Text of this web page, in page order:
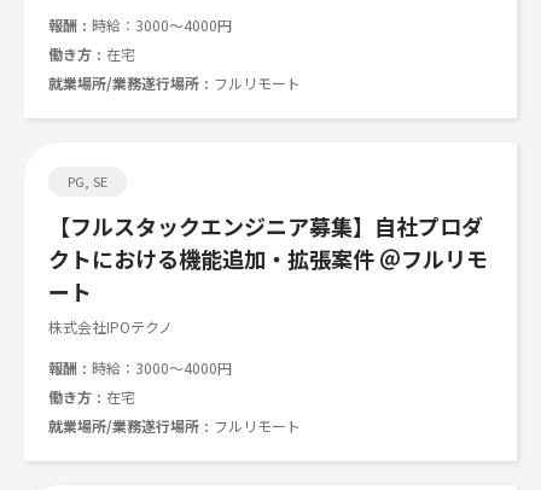
報酬
時給：3000～4000円
働き方
在宅
就業場所/業務遂行場所
フルリモート
PG, SE
【フルスタックエンジニア募集】自社プロダ
クトにおける機能追加・拡張案件 ＠フルリモ
ート
株式会社IPOテクノ
報酬
時給：3000～4000円
働き方
在宅
就業場所/業務遂行場所
フルリモート